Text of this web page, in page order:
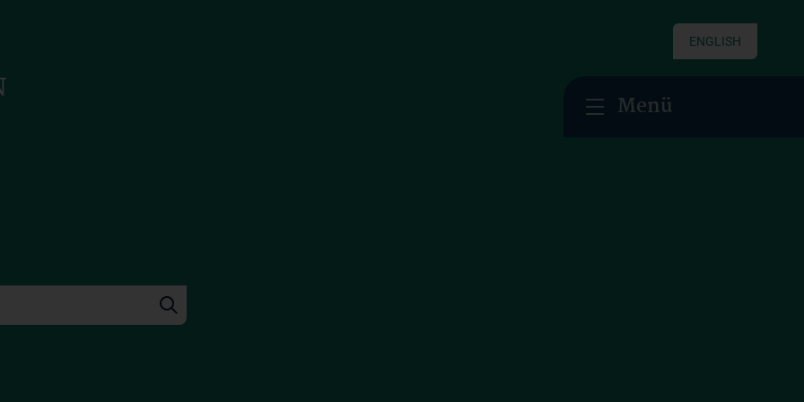
ENGLISH
Menü